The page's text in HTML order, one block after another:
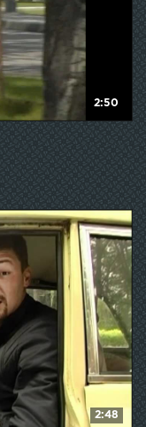
2:50
2:48